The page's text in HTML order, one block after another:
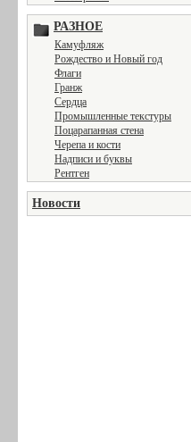
РАЗНОЕ
Камуфляж
Рождество и Новый год
Флаги
Гранж
Сердца
Промышленные текстуры
Поцарапанная стена
Черепа и кости
Надписи и буквы
Рентген
Новости